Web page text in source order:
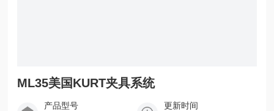
ML35美国KURT夹具系统
产品型号
更新时间